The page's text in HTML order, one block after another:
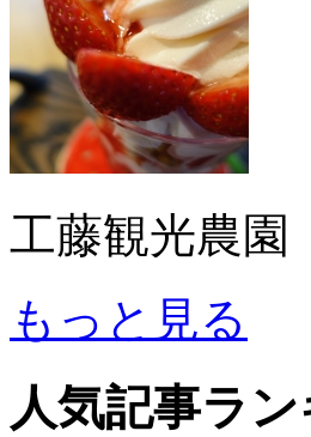
工藤観光農
もっと見る
人気記事ラ